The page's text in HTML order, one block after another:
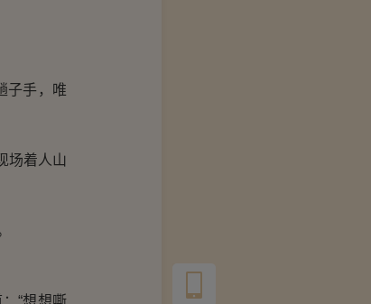
子手，唯
场着人山
“想想嘶